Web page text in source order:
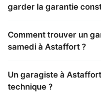
garder la garantie
Comment trouver un
samedi à Astaffort ?
Un garagiste à
technique ?